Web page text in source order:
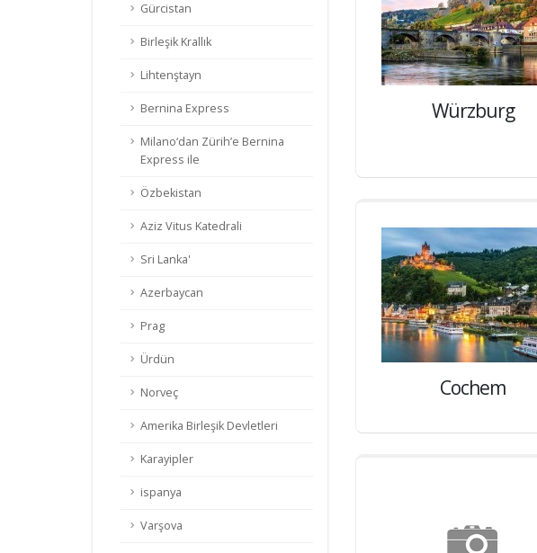
Gürcistan
Birleşik Krallık
Lihtenştayn
Bernina Express
Milano‘dan Zürih’e Bernina
Express ile
Özbekistan
Aziz Vitus Katedrali
Sri Lanka'
Azerbaycan
Prag
Ürdün
Norveç
Amerika Birleşik Devletleri
Karayipler
ispanya
Varşova
Würzburg
Cochem